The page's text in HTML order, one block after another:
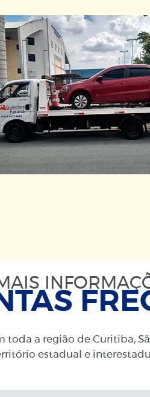
a região de Curitiba,
estadual e